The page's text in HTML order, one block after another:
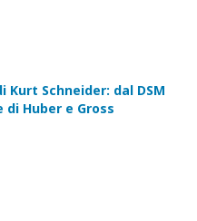
Schneider: dal DSM
Huber e Gross